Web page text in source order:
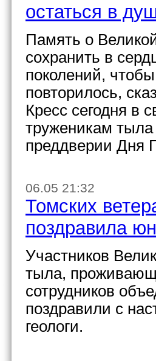
остаться в
Память о
сохранить в
поколений,
повторилось,
Кресс сегодня в
труженикам
преддверии Дня
06.05 21:32
Томских
поздравила
Участников
тыла,
сотрудников
поздравили с
геологи.